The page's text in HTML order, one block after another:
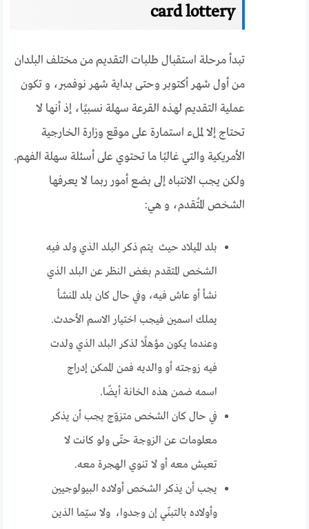
card lottery
تبدأ مرحلة استقبال طلبات التقديم من مختلف البلدان
من أول شهر أكتوبر وحتى بداية شهر نوفمبر، و تكون
عملية التقديم لهذه القرعة سهلة نسبيًا، إذ أنها لا
تحتاج إلا لملء استمارة على موقع وزارة الخارجية
الأمريكية والتي غالبًا ما تحتوي على أسئلة سهلة الفهم.
ولكن يجب الانتباه إلى بضع أمور ربما لا يعرفها
الشخص المُتقدم، و هي:
بلد الميلاد حيث يتم ذكر البلد الذي ولد فيه
الشخص المتقدم بغض النظر عن البلد الذي
نشأ أو عاش فيه، وفي حال كان بلد المنشأ
يملك اسمين فيجب اختيار الاسم الأحدث.
وعندما يكون مؤهلًا لذكر البلد الذي ولدت
فيه زوجته أو والديه فمن الممكن إدراج
اسمه ضمن هذه الخانة أيضًا.
في حال كان الشخص متزوّج يجب أن يذكر
معلومات عن الزوجة حتّى ولو كانت لا
تعيش معه أو لا تنوي الهجرة معه.
يجب أن يذكر الشخص أولاده البيولوجيين
وأولاده بالتبنّي إن وجدوا، ولا سيّما الذين